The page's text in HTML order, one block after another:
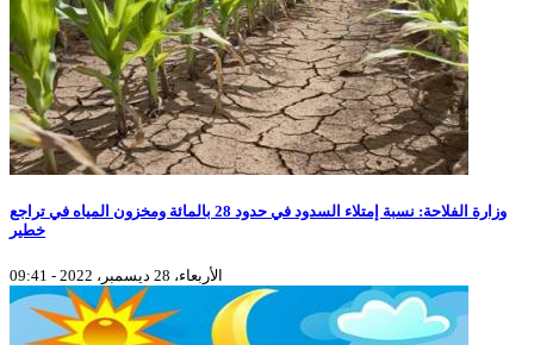
وزارة الفلاحة: نسبة إمتلاء السدود في حدود 28 بالمائة ومخزون المياه في تراجع
خطير
الأربعاء، 28 ديسمبر، 2022 - 09:41